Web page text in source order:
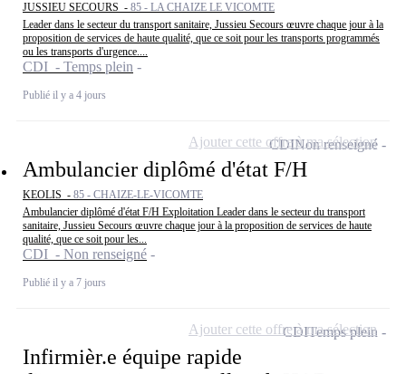
JUSSIEU SECOURS - 85 - LA CHAIZE LE VICOMTE
Leader dans le secteur du transport sanitaire, Jussieu Secours œuvre chaque jour à la
proposition de services de haute qualité, que ce soit pour les transports programmés
ou les transports d'urgence....
CDI - Temps plein
Publié il y a 4 jours
Ambulancier diplômé d'état F/H
KEOLIS - 85 - CHAIZE-LE-VICOMTE
Ambulancier diplômé d'état F/H Exploitation Leader dans le secteur du transport
sanitaire, Jussieu Secours œuvre chaque jour à la proposition de services de haute
qualité, que ce soit pour les...
CDI - Non renseigné
Publié il y a 7 jours
CDINon renseigné
Ajouter cette offre à ma sélection
Infirmièr.e équipe rapide
CDITemps plein
Ajouter cette offre à ma sélection